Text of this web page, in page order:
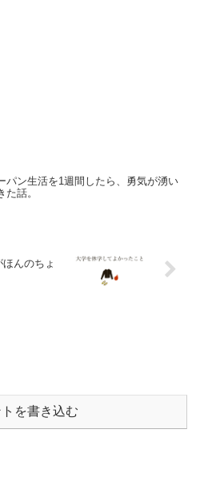
パン生活を1週間したら、勇気が湧い
た話。
んのちょ
を書き込む